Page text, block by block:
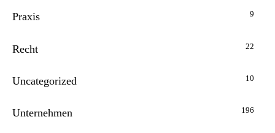
Praxis 9
Recht 22
Uncategorized 10
Unternehmen 196